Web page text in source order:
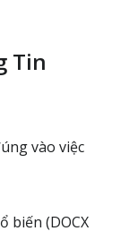
Tin
vào việc
biến (DOCX